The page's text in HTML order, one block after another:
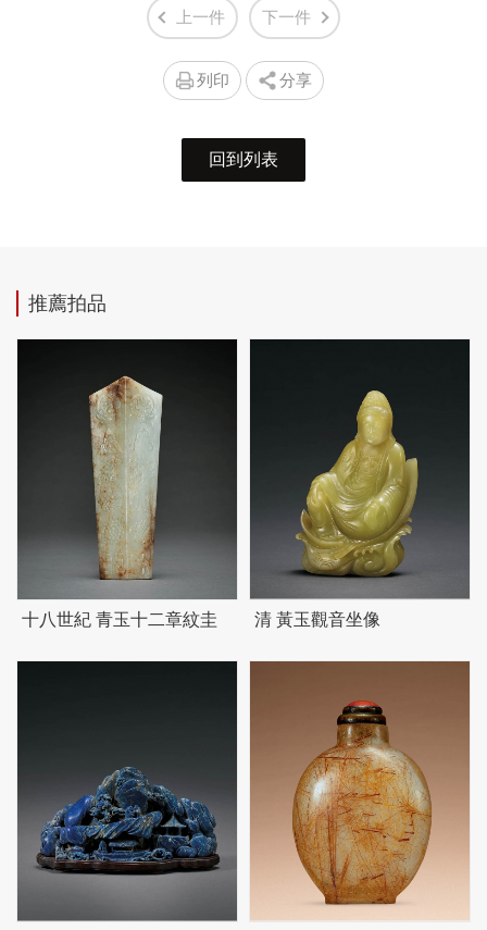
上一件 下一件
列印 分享
回到列表
推薦拍品
十八世紀 青玉十二章紋圭 清 黃玉觀音坐像